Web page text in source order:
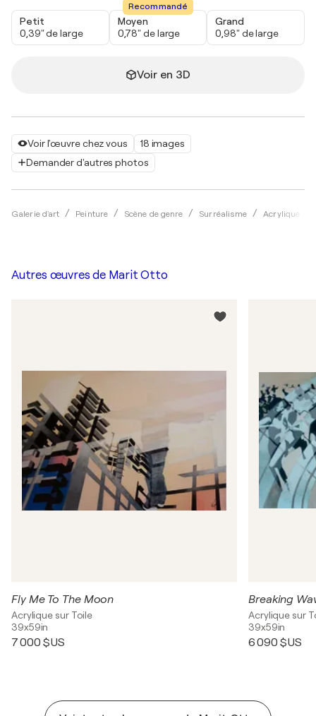
Voir l'œuvre chez vous
18 images
Demander d'autres photos
Galerie d'art Peinture Scène de genre Surréalisme Acrylique
Petit
0,39" de large
Recommandé
Moyen
0,78" de large
Grand
0,98" de large
Voir en 3D
Autres œuvres de Marit Otto
Fly Me To The Moon
Acrylique sur Toile
39x59in
7 000 $US
Breaking
Acrylique sur
39x59in
6 090 $US